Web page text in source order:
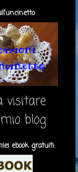
visitare
blog
ebook gratuiti: